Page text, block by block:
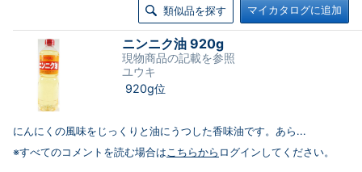
類似品を探す マイカタログに追加
ニンニク油 920g
現物商品の記載を参照
ユウキ
920g位
にんにくの風味をじっくりと油にうつした香味油です。あら...
※すべてのコメントを読む場合はこちらから ログインしてください。